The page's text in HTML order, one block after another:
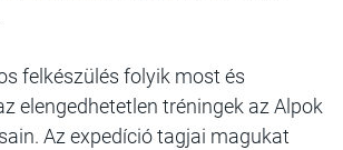
felkészülés folyik most és
elengedhetetlen tréningek az Alpok
Az expedíció tagjai magukat